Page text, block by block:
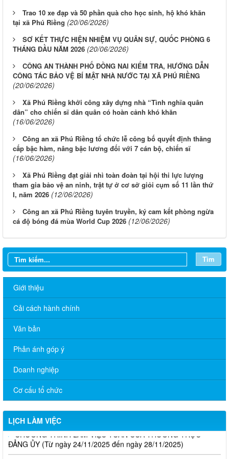
Trao 10 xe đạp và 50 phần quà cho học sinh, hộ khó khăn
tại xã Phú Riềng (20/06/2026)
SƠ KẾT THỰC HIỆN NHIỆM VỤ QUÂN SỰ, QUỐC PHÒNG 6
THÁNG ĐẦU NĂM 2026 (20/06/2026)
CÔNG AN THÀNH PHỐ ĐỒNG NAI KIỂM TRA, HƯỚNG DẪN
CÔNG TÁC BẢO VỆ BÍ MẬT NHÀ NƯỚC TẠI XÃ PHÚ RIỀNG
(20/06/2026)
Xã Phú Riềng khởi công xây dựng nhà “Tình nghĩa quân
dân” cho chiến sĩ dân quân có hoàn cảnh khó khăn
(16/06/2026)
Công an xã Phú Riềng tổ chức lễ công bố quyết định thăng
cấp bậc hàm, nâng bậc lương đối với 7 cán bộ, chiến sĩ
(16/06/2026)
Xã Phú Riềng đạt giải nhì toàn đoàn tại hội thi lực lượng
tham gia bảo vệ an ninh, trật tự ở cơ sở giỏi cụm số 11 lần thứ
I, năm 2026 (12/06/2026)
Công an xã Phú Riềng tuyên truyền, ký cam kết phòng ngừa
cá độ bóng đá mùa World Cup 2026 (12/06/2026)
Tìm
Giới thiệu
Cải cách hành chính
Văn bản
Phản ánh góp ý
Doanh nghiệp
Cơ cấu tổ chức
LỊCH LÀM VIỆC
CHƯƠNG TRÌNH LÀM VIỆC TUẦN CỦA THƯỜNG TRỰC
ĐẢNG ỦY (Từ ngày 12/01 đến ngày 16/01/2026)
CHƯƠNG TRÌNH LÀM VIỆC TUẦN CỦA THƯỜNG TRỰC
ĐẢNG ỦY (Từ ngày 22/12/2025 đến ngày 26/12/2025)
CHƯƠNG TRÌNH LÀM VIỆC TUẦN CỦA THƯỜNG TRỰC
CHƯƠNG TRÌNH LÀM VIỆC TUẦN CỦA THƯỜNG TRỰC
ĐẢNG ỦY (Từ ngày 24/11/2025 đến ngày 28/11/2025)